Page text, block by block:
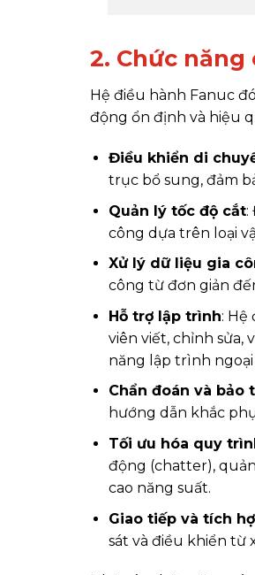
2. Chức năng
Hệ điều hành Fanuc
động ổn định và hiệu
Điều khiển di
trục bổ sung, đảm
Quản lý tốc độ cắt:
công dựa trên loại
Xử lý dữ liệu gia
công từ đơn giản
Hỗ trợ lập trình: Hệ
viên viết, chỉnh sửa,
năng lập trình
Chẩn đoán và bảo
hướng dẫn khắc
Tối ưu hóa quy
động (chatter),
cao năng suất.
Giao tiếp và tích
sát và điều khiển từ